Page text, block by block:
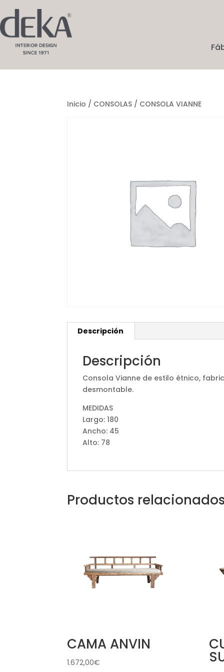
Inicio / CONSOLAS / CONSOLA VIANNE
Descripción
Descripción
Consola Vianne de estilo étnico,
desmontable.
MEDIDAS
Largo: 180
Ancho: 45
Alto: 78
Productos
CAMA ANVIN
1.672,00€